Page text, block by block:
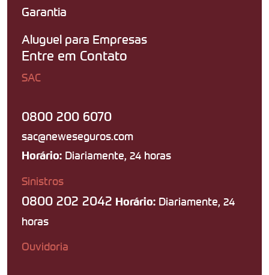
Garantia
Aluguel para Empresas
Entre em Contato
SAC
0800 200 6070
sac@neweseguros.com
Horário: Diariamente, 24 horas
Sinistros
0800 202 2042 Horário: Diariamente, 24
horas
Ouvidoria